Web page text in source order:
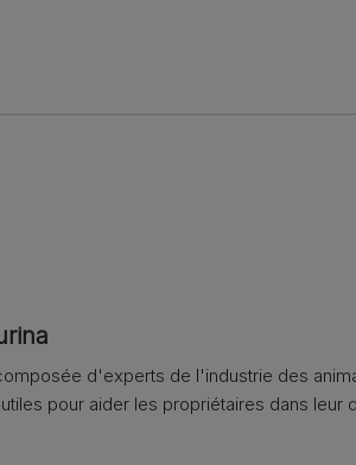
d'experts de l'industrie des
pour aider les propriétaires dans leur